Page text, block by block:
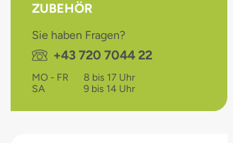
ZUBEHÖR
Sie haben Fragen?
Telefon:
+43 720 7044 22
MO - FR
8 bis 17 Uhr
SA
9 bis 14 Uhr